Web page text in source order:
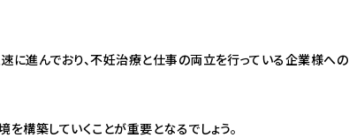
進んでおり、不妊治療と仕事の両立を行っている企業様への
構築していくことが重要となるでしょう。